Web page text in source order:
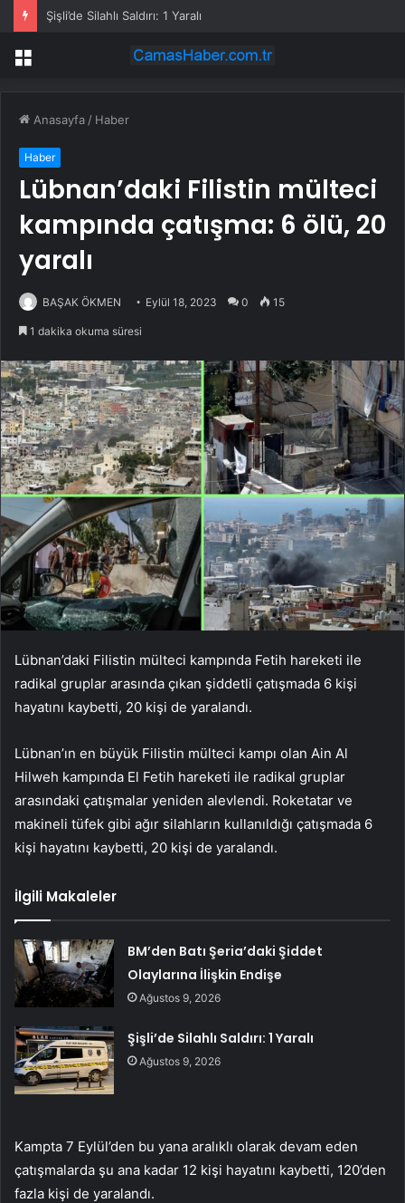
Şişli’de Silahlı Saldırı: 1 Yaralı
Menü
Anasayfa / Haber
Haber
Lübnan’daki Filistin mülteci
kampında çatışma: 6 ölü, 20
yaralı
BAŞAK ÖKMEN Eylül 18, 2023 0 15
1 dakika okuma süresi
Lübnan’daki Filistin mülteci kampında Fetih hareketi ile
radikal gruplar arasında çıkan şiddetli çatışmada 6 kişi
hayatını kaybetti, 20 kişi de yaralandı.
Lübnan’ın en büyük Filistin mülteci kampı olan Ain Al
Hilweh kampında El Fetih hareketi ile radikal gruplar
arasındaki çatışmalar yeniden alevlendi. Roketatar ve
makineli tüfek gibi ağır silahların kullanıldığı çatışmada 6
kişi hayatını kaybetti, 20 kişi de yaralandı.
İlgili Makaleler
BM’den Batı Şeria’daki Şiddet
Olaylarına İlişkin Endişe
Ağustos 9, 2026
Şişli’de Silahlı Saldırı: 1 Yaralı
Ağustos 9, 2026
Kampta 7 Eylül’den bu yana aralıklı olarak devam eden
çatışmalarda şu ana kadar 12 kişi hayatını kaybetti, 120’den
fazla kişi de yaralandı.